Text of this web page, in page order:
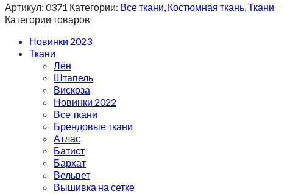
Артикул: 0371 Категории: Все ткани, Костюмная ткань,Ткани
Категории товаров
Новинки 2023
Ткани
Лён
Штапель
Вискоза
Новинки 2022
Все ткани
Брендовые ткани
Атлас
Батист
Бархат
Вельвет
Вышивка на сетке